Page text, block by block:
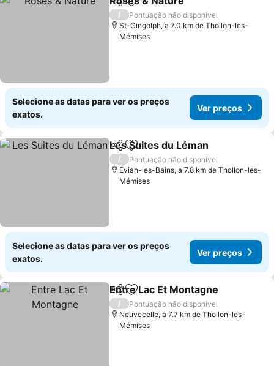
PartilharAdicionar aos favoritos
/
Pontuação não disponível
St-Gingolph, a 7.0 km de Thollon-les-
Mémises
Selecione as datas para ver os preços
exatos.
Ver preços
PartilharAdicionar aos favoritos
Les Suites du Léman
/
Pontuação não disponível
Évian-les-Bains, a 7.8 km de Thollon-les-
Mémises
Selecione as datas para ver os preços
exatos.
Ver preços
PartilharAdicionar aos favoritos
Entre Lac Et Montagne
/
Pontuação não disponível
Neuvecelle, a 7.7 km de Thollon-les-
Mémises